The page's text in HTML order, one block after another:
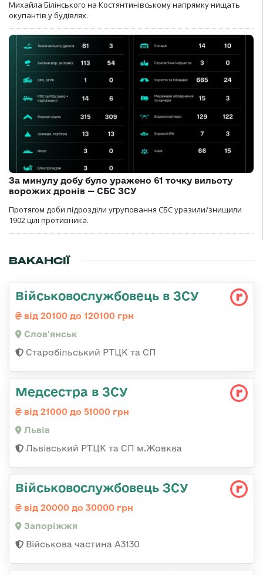
Михайла Білінського на Костянтинівському напрямку нищать
окупантів у будівлях.
За минулу добу було уражено 61 точку вильоту
ворожих дронів — СБС ЗСУ
Протягом доби підрозділи угруповання СБС уразили/знищили
1902 цілі противника.
ВАКАНСІЇ
Військовослужбовець в ЗСУ
від 20100 до 120100 грн
Слов'янськ
Старобільський РТЦК та СП
Медсестра в ЗСУ
від 21000 до 51000 грн
Львів
Львівський РТЦК та СП м.Жовква
Військовослужбовець ЗСУ
від 20000 до 30000 грн
Запоріжжя
Військова частина А3130